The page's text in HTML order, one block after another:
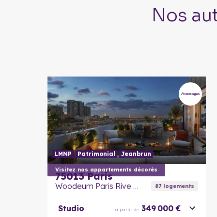
Nos
Visitez nos appartements décorés
LMNP Patrimonial Jeanbrun
75013 Paris
Woodeum Paris Rive Gauche 87logements
Studio à partir de 349 000 €